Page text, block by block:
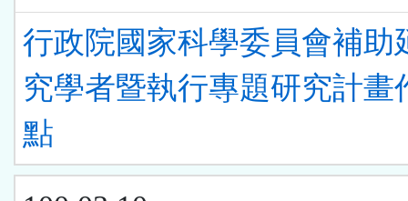
行政院國家科學委員會補助
究學者暨執行專題研究計畫
點